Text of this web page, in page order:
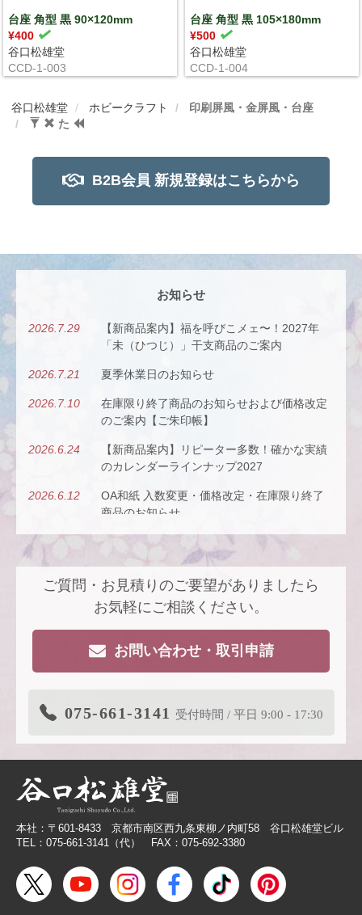
台座 角型 黒 90×120mm
¥400
谷口松雄堂
CCD-1-003
台座 角型 黒 105×180mm
¥500
谷口松雄堂
CCD-1-004
谷口松雄堂 ホビークラフト
印刷屏風・金屏風・台座
た
B2B会員 新規登録はこちらから
お知らせ
2026.7.29
【新商品案内】福を呼びこメェ〜！2027年
「未（ひつじ）」干支商品のご案内
2026.7.21 夏季休業日のお知らせ
2026.7.10
在庫限り終了商品のお知らせおよび価格改定
のご案内【ご朱印帳】
2026.6.24
【新商品案内】リピーター多数！確かな実績
のカレンダーラインナップ2027
2026.6.12
OA和紙 入数変更・価格改定・在庫限り終了
商品のお知らせ
2026.5.26
にのせて。
2026.4.22
【新商品案内】派手すぎないがちょうどい
い、風も色も透ける、和紙の扇子
2026.4.16 大型連休休業日のお知らせ
2026.3.11 商品リニューアルのご案内
2026.2.26
【無料提供】売場づくりを応援！訴求力を高
める専用POP
2026.2.19 【色紙】価格改定のお願い
2025.10.28
【新商品案内】色エンピツ作家 かわばたあき
こが描く、ワンダーランドへと誘うアートグ
ッズ〈メモボックス〉と〈ミニアートボック
ご質問・お見積りのご要望がありましたら
お気軽にご相談ください。
お問い合わせ・取引申請
075-661-3141 受付時間 / 平日 9:00 - 17:30
本社：〒601-8433 京都市南区西九条東柳ノ内町58 谷口松雄堂ビル
TEL：075-661-3141（代） FAX：075-692-3380